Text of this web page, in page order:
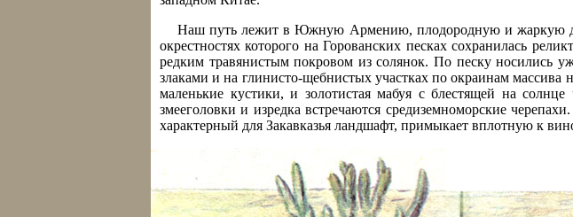
Наш путь лежит в Южную Армению, плодородную и жаркую
окрестностях которого на Горованских песках сохранилась
редким травянистым покровом из солянок. По песку носились
злаками и на глинисто-щебнистых участках по окраинам
маленькие кустики, и золотистая мабуя с блестящей на
змееголовки и изредка встречаются средиземноморские
характерный для Закавказья ландшафт, примыкает вплотную к